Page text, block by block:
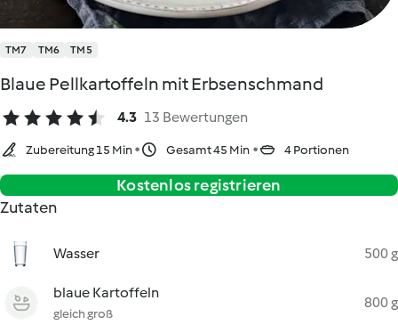
TM7 TM6 TM5
Blaue Pellkartoffeln mit Erbsenschmand
4.3 13 Bewertungen
Zubereitung 15 Min Gesamt 45 Min 4 Portionen
Kostenlos registrieren
Zutaten
Wasser 500 g
blaue Kartoffeln
gleich groß
800 g